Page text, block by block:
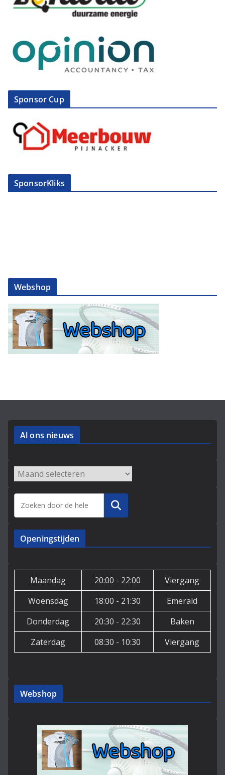
Sponsor Cup
SponsorKliks
Webshop
Al ons nieuws
Zoeken
Openingstijden
Maandag 20:00 - 22:00
Viergang
Woensdag
18:00 - 21:30
Emerald
Donderdag
20:30 - 22:30
Baken
Zaterdag
08:30 - 10:30 Viergang
Webshop